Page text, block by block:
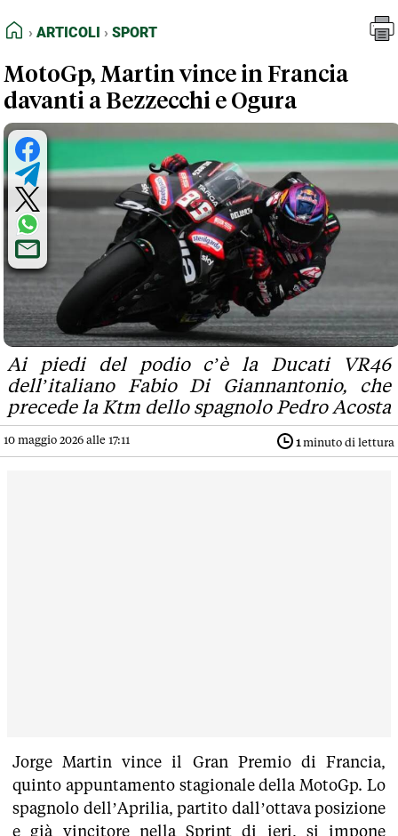
FEED RSS
NORMATIVE DEONTOLOGICHE
TERMINI e CONDIZIONI
HOME
ARTICOLI SPORT
MotoGp, Martin vince in Francia
davanti a Bezzecchi e Ogura
Ai piedi del podio c’è la Ducati VR46
dell’italiano Fabio Di Giannantonio, che
precede la Ktm dello spagnolo Pedro Acosta
10 maggio 2026 alle 17:11 1minuto di lettura
Jorge Martin vince il Gran Premio di Francia,
quinto appuntamento stagionale della MotoGp. Lo
spagnolo dell’Aprilia, partito dall’ottava posizione
e già vincitore nella Sprint di ieri, si impone